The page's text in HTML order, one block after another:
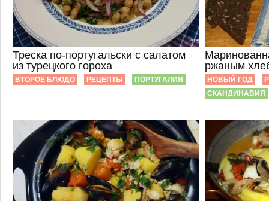
Треска по-португальски с салатом
из турецкого гороха
ВТОРОЕ БЛЮДО РЕЦЕПТЫ ПОРТУГАЛИЯ
ржаным
НОВЫЙ ГОД
СКАНДИНАВИЯ